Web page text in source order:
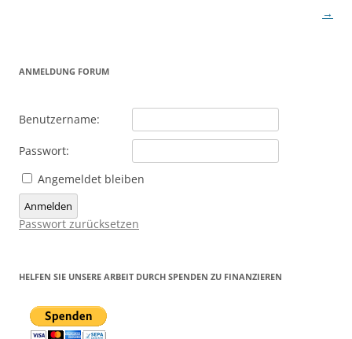
→
ANMELDUNG FORUM
Benutzername:
Passwort:
Angemeldet bleiben
Anmelden
Passwort zurücksetzen
HELFEN SIE UNSERE ARBEIT DURCH SPENDEN ZU FINANZIEREN